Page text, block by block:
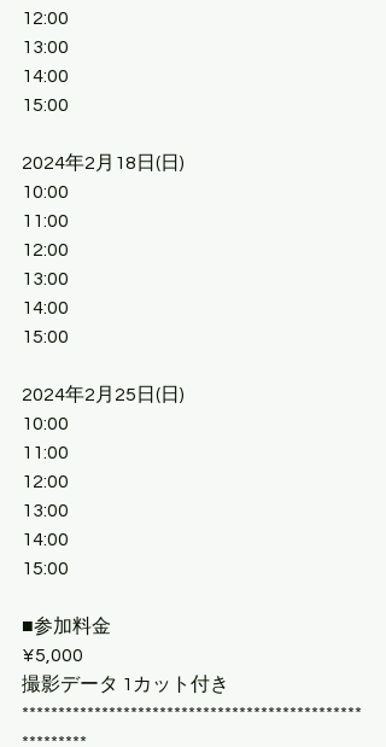
12:00
13:00
14:00
15:00
2024年2月18日(日)
10:00
11:00
12:00
13:00
14:00
15:00
2024年2月25日(日)
10:00
11:00
12:00
13:00
14:00
15:00
■参加料金
¥5,000
撮影データ 1カット付き
***********************************************
*********